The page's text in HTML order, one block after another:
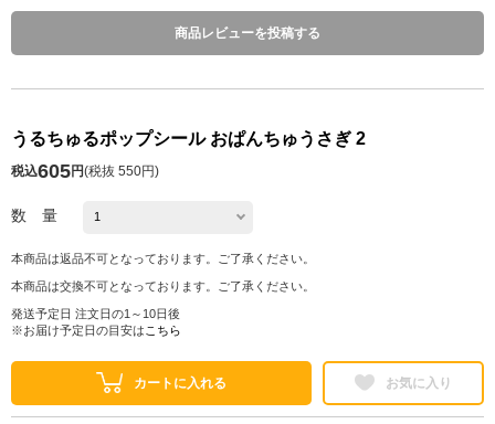
商品レビューを投稿する
うるちゅるポップシール おぱんちゅうさぎ 2
税込605円(税抜 550円)
数 量
本商品は返品不可となっております。ご了承ください。
本商品は交換不可となっております。ご了承ください。
発送予定日 注文日の1～10日後
※お届け予定日の目安は こちら
カートに入れる お気に入り